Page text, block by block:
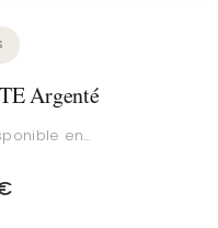
Argenté
en…